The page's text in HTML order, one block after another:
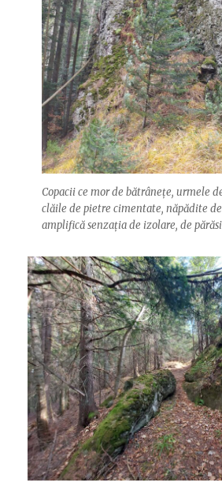
Copacii ce mor de bătrânețe, urmele
clăile de pietre cimentate, năpădite
amplifică senzația de izolare, de